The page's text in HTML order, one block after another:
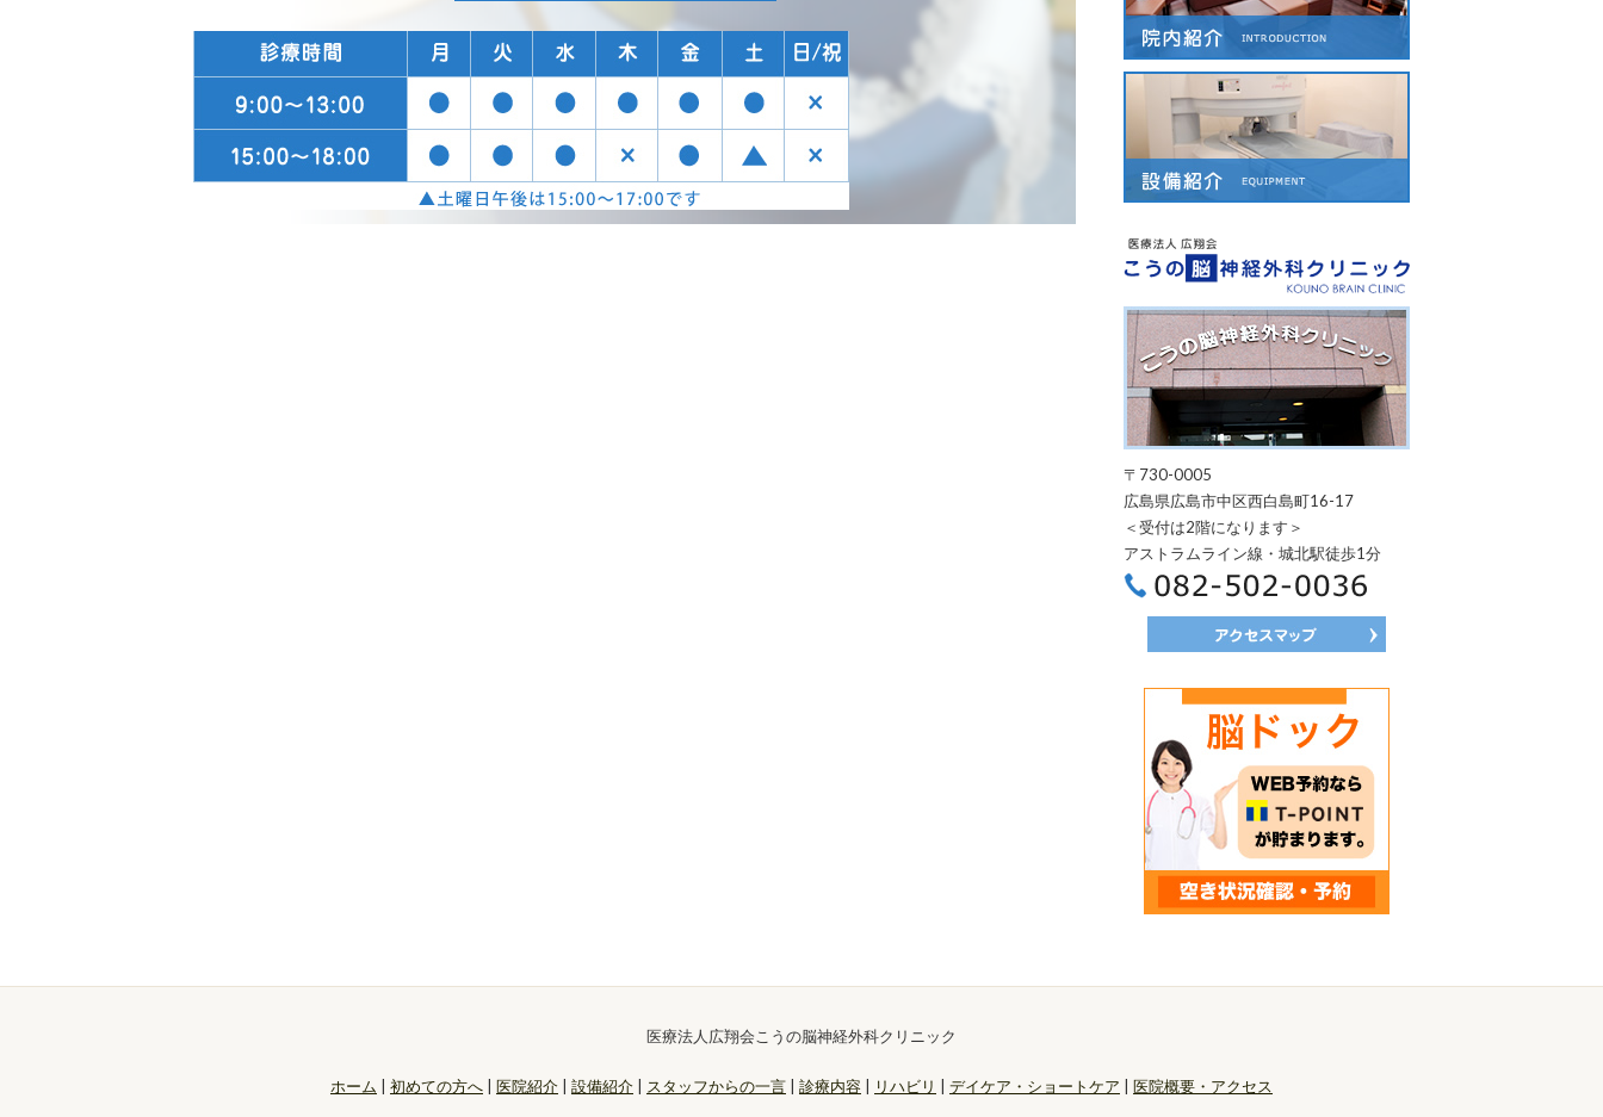
〒730-0005
広島県広島市中区西白島町16-17
＜受付は2階になります＞
アストラムライン線・城北駅徒歩1分
医療法人広翔会こうの脳神経外科クリニック
ホーム 初めての方へ 医院紹介 設備紹介 スタッフからの一言 診療内容 リハビリ デイケア・ショートケア 医院概要・アクセス